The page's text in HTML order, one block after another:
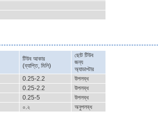
টিউব আকার
(ব্যাপ্তি, মিলি)
ছোট টিউব
জন্য
অ্যাডাপ্টার
0.25-2.2
উপলব্ধ
0.25-2.2
উপলব্ধ
0.25-5
উপলব্ধ
০.২ অনুপলব্ধ